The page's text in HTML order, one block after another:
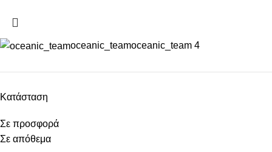
oceanic_teamoceanic_team 4
Κατάσταση
Σε προσφορά
Σε απόθεμα